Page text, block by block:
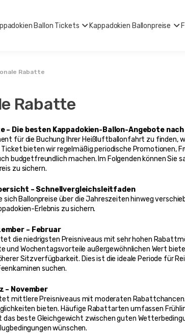
Ballon Tickets Kappadokien Ballonpreise
Rabatte
Rabatte
– Die besten Kappadokien-Ballon-Angebote nach
für die Buchung Ihrer Heißluftballonfahrt zu finden,
Ticket bieten wir regelmäßig periodische Promotionen,
budgetfreundlich machen. Im Folgenden können
zu sichern.
– Schnellvergleichsleitfaden
sich Ballonpreise über die Jahreszeiten hinweg
Erlebnis zu sichern.
– Februar
die niedrigsten Preisniveaus mit sehr hohen
und Wochentagsvorteile außergewöhnlichen Wert
Sitzverfügbarkeit. Dies ist die ideale Periode für
suchen.
– November
mittlere Preisniveaus mit moderaten
bieten. Häufige Rabattarten umfassen
das beste Gleichgewicht zwischen guten
wünschen.